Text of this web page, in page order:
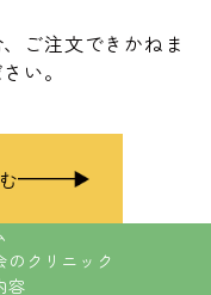
ご注文できかねま
い。
のクリニック
容